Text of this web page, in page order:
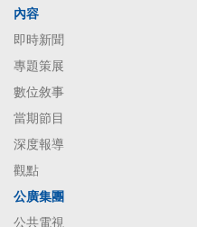
內容
即時新聞
專題策展
數位敘事
當期節目
深度報導
觀點
公廣集團
公共電視